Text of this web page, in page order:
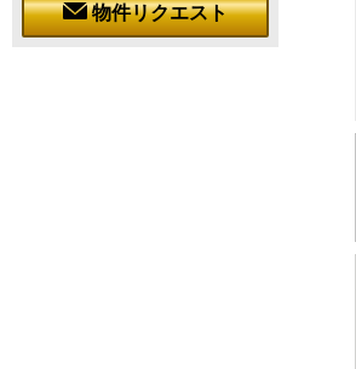
物件リクエスト